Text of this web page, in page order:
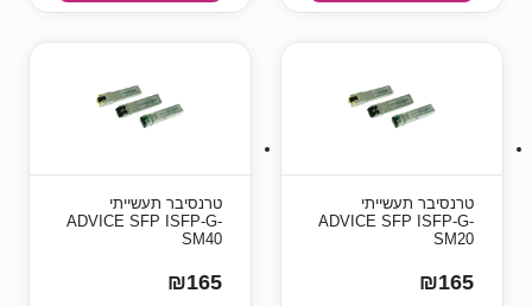
טרנסיבר תעשייתי
ADVICE SFP ISFP-G-
SM20
₪165
טרנסיבר תעשייתי
ADVICE SFP ISFP-G-
SM40
₪165